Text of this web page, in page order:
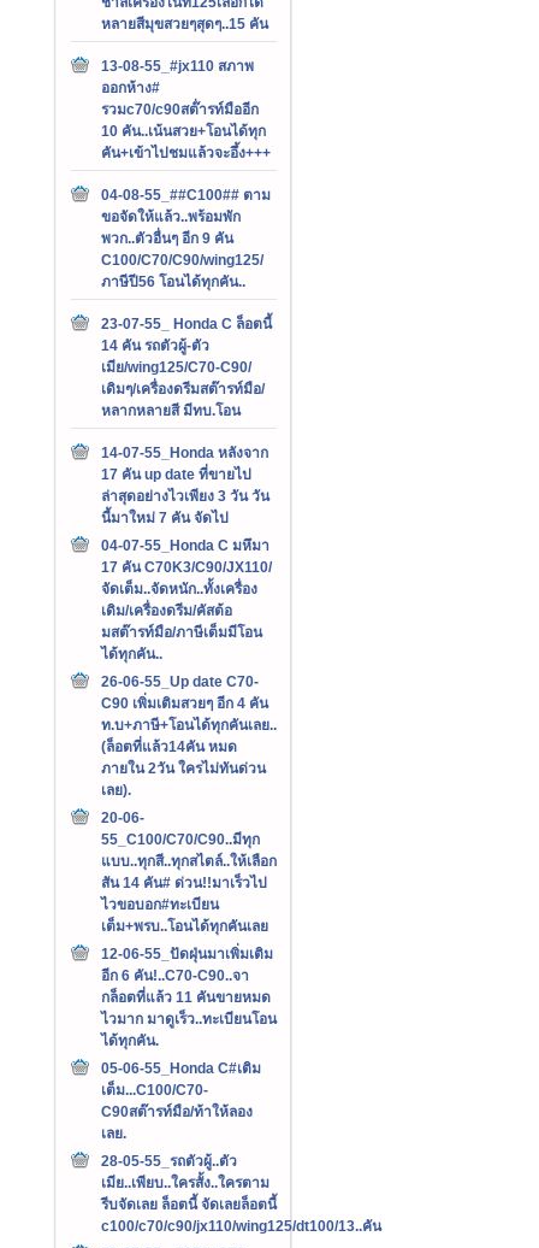
หลายสีมุขสวยๆสุดๆ..15 คัน
13-08-55_#jx110 สภาพ
ออกห้าง#
รวมc70/c90สต๊่ารท์มืออีก
10 คัน..เน้นสวย+โอนได้ทุก
คัน+เข้าไปชมแล้วจะอึ้ง+++
04-08-55_##C100## ตาม
ขอจัดให้แล้ว..พร้อมพัก
พวก..ตัวอื่นๆ อีก 9 คัน
C100/C70/C90/wing125/
ภาษีปี56 โอนได้ทุกคัน..
23-07-55_ Honda C ล็อตนี้
14 คัน รถตัวผู้-ตัว
เมีย/wing125/C70-C90/
เดิมๆ/เครื่องดรีมสต๊ารท์มือ/
หลากหลายสี มีทบ.โอน
14-07-55_Honda หลังจาก
17 คัน up date ที่ขายไป
ล่าสุดอย่างไวเพียง 3 วัน วัน
นี้มาใหม่ 7 คัน จัดไป
04-07-55_Honda C มหึมา
17 คัน C70K3/C90/JX110/
จัดเต็ม..จัดหนัก..ทั้งเครื่อง
เดิม/เครื่องดรีม/คัสต้อ
มสต๊ารท์มือ/ภาษีเต็มมีโอน
ได้ทุกคัน..
26-06-55_Up date C70-
C90 เพิ่มเติมสวยๆ อีก 4 คัน
ท.บ+ภาษี+โอนได้ทุกคันเลย..
(ล็อตที่แล้ว14คัน หมด
ภายใน 2วัน ใครไม่ทันด่วน
เลย).
20-06-
55_C100/C70/C90..มีทุก
แบบ..ทุกสี..ทุกสไตล์..ให้เลือก
สัน 14 คัน# ด่วน!!มาเร็วไป
ไวขอบอก#ทะเบียน
เต็ม+พรบ..โอนได้ทุกคันเลย
12-06-55_ปัดฝุ่นมาเพิ่มเติม
อีก 6 คัน!..C70-C90..จา
กล็อตที่แล้ว 11 คันขายหมด
ไวมาก มาดูเร็ว..ทะเบียนโอน
ได้ทุกคัน.
05-06-55_Honda C#เติม
เต็ม...C100/C70-
C90สต๊ารท์มือ/ท้าให้ลอง
เลย.
28-05-55_รถตัวผู้..ตัว
เมีย..เพียบ..ใครสั้ง..ใครตาม
รีบจัดเลย ล็อตนี้ จัดเลยล็อตนี้
c100/c70/c90/jx110/wing125/dt100/13..คัน